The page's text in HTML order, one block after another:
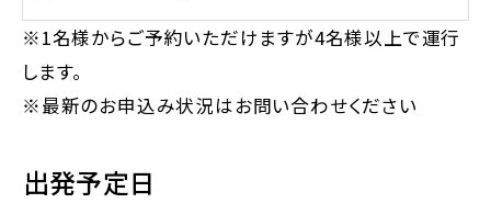
※1名様からご予約いただけますが4名様以上で運行
します。
※最新のお申込み状況はお問い合わせください
出発予定日